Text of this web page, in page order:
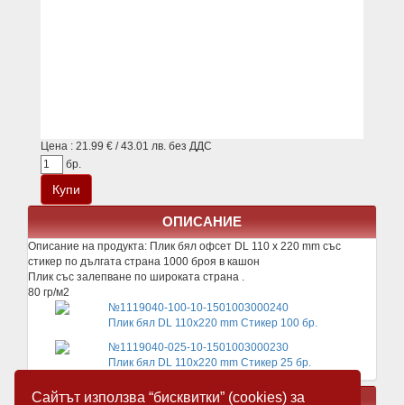
Сайтът използва “бисквитки” (cookies) за
Цена : 21.99 € / 43.01 лв. без ДДС
бр.
ОПИСАНИЕ
Описание на продукта: Плик бял офсет DL 110 x 220 mm със
стикер по дългата страна 1000 броя в кашон
Плик със залепване по широката страна .
80 гр/м2
№1119040-100-10-1501003000240
Плик бял DL 110x220 mm Стикер 100 бр.
№1119040-025-10-1501003000230
Плик бял DL 110x220 mm Стикер 25 бр.
СВЪРЗАНИ ПРОДУКТИ